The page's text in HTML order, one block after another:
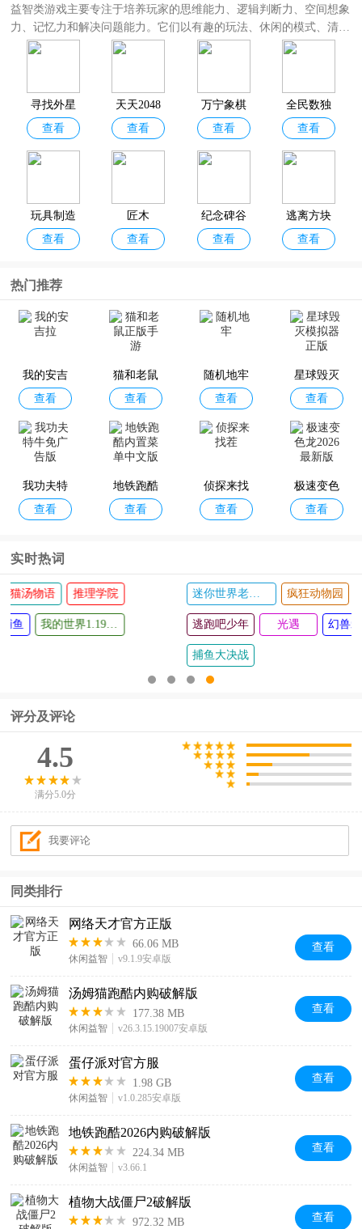
益智类游戏主要专注于培养玩家的思维能力、逻辑判断力、空间想象
力、记忆力和解决问题能力。它们以有趣的玩法、休闲的模式、清新
的画面以及解压的音乐伴奏，让无数玩家难以放下。尤其是对于上班
小编在这里为大家整理了一份益智游戏大全，其中包括全民数独、愤
怒的小鸟系列游戏、匠木、全民烧脑等热门益智游戏。在这里无论你
是想体验烧脑益智游戏、解压益智游戏、卡通益智游戏、儿童益智游
戏还是闯关益智游戏，都可以在益智类手游合集中找到，喜欢的朋友
寻找外星
人
查看
天天2048
查看
万宁象棋
官方正版
查看
全民数独
查看
玩具制造
商的豪宅
查看
匠木
查看
纪念碑谷
无需付费
查看
逃离方块
哈维的盒
查看
空间想象
遥远寻踪4
古迹逃脱
查看
我的狗狗
最新版
全民烧脑
新版
查看
陷阱回避3
查看
我眼神特
好
查看
汉字找茬
爆梗找茬
王游戏
查看
热门推荐
我的安吉
拉
查看
猫和老鼠
正版手游
查看
随机地牢
查看
星球毁灭
模拟器正
版
查看
我功夫特
牛免广告
查看
地铁跑酷
内置菜单
查看
侦探来找
茬
查看
极速变色
龙2026最
查看
实时热词
迷你世界老版本 疯狂动物园 滑雪大冒险2官方正版 猛鬼宿舍
逃跑吧少年 幻兽爱合成 保卫萝卜3
评分及评论
4.5
满分5.0分
同类排行
网络天才官方正版
66.06 MB
休闲益智 v9.1.9安卓版
查看
汤姆猫跑酷内购破解版
177.38 MB
休闲益智 v26.3.15.19007安卓版
查看
蛋仔派对官方服
1.98 GB
休闲益智 v1.0.285安卓版
查看
地铁跑酷2026内购破解版
224.34 MB
休闲益智 v3.66.1
查看
植物大战僵尸2破解版
972.32 MB 查看